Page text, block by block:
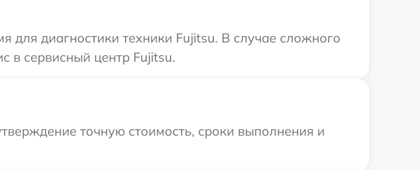
для диагностики техники Fujitsu. В случае сложного
в сервисный центр Fujitsu.
точную стоимость, сроки выполнения и